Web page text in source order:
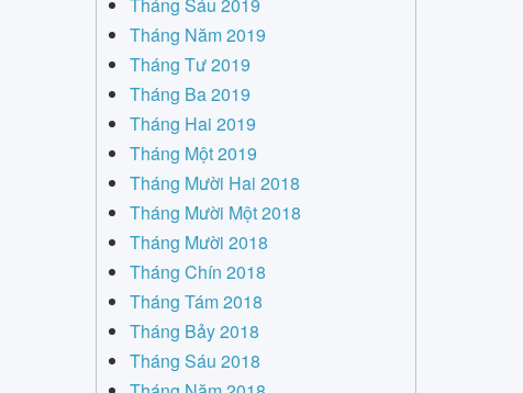
Tháng Năm 2019
Tháng Tư 2019
Tháng Ba 2019
Tháng Hai 2019
Tháng Một 2019
Tháng Mười Hai 2018
Tháng Mười Một 2018
Tháng Mười 2018
Tháng Chín 2018
Tháng Tám 2018
Tháng Bảy 2018
Tháng Sáu 2018